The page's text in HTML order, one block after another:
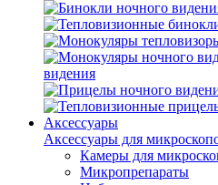
видения
Аксессуары
Аксессуары для
Камеры для
Микропрепараты